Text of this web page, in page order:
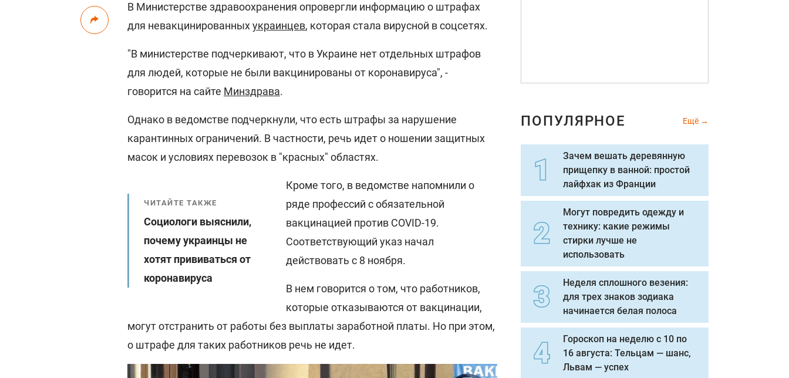
В Министерстве здравоохранения опровергли информацию о штрафах
для невакцинированныхукраинцев, которая стала вирусной в соцсетях.
"В министерстве подчеркивают, что в Украине нет отдельных штрафов
для людей, которые не были вакцинированы от коронавируса", -
говорится на сайте Минздрава.
Однако в ведомстве подчеркнули, что есть штрафы за нарушение
карантинных ограничений. В частности, речь идет о ношении защитных
масок и условиях перевозок в "красных" областях.
ЧИТАЙТЕ ТАКЖЕ
Социологи выяснили,
почему украинцы не
хотят прививаться от
коронавируса
Кроме того, в ведомстве напомнили о
ряде профессий с обязательной
вакцинацией против COVID-19.
Соответствующий указ начал
действовать с 8 ноября.
В нем говорится о том, что работников,
которые отказываются от вакцинации,
могут отстранить от работы без выплаты заработной платы. Но при этом,
о штрафе для таких работников речь не идет.
ПОПУЛЯРНОЕ Ещё
Зачем вешать деревянную
прищепку в ванной: простой
лайфхак из Франции
Могут повредить одежду и
технику: какие режимы
стирки лучше не
использовать
Неделя сплошного везения:
для трех знаков зодиака
начинается белая полоса
Гороскоп на неделю с 10 по
16 августа: Тельцам — шанс,
Львам — успех